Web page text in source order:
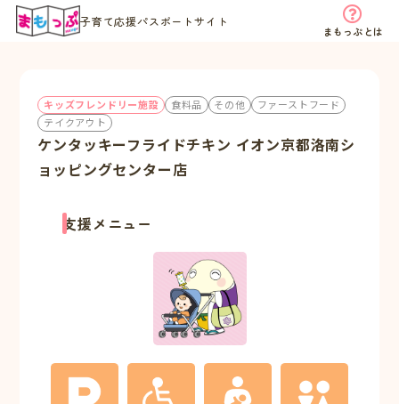
子育て応援パスポートサイト
まもっぷとは
キッズフレンドリー施設 食料品 その他
ファーストフード
テイクアウト
ケンタッキーフライドチキン イオン京都洛南シ
ョッピングセンター店
支援メニュー